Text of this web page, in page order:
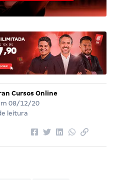
Cursos Online
08/12/20
leitura